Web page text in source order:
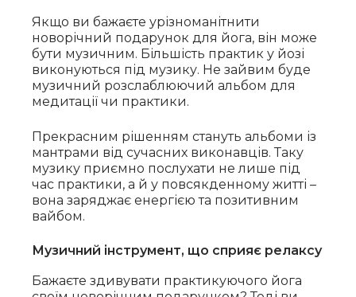
Якщо ви бажаєте урізноманітнити
новорічний подарунок для йога, він може
бути музичним. Більшість практик у йозі
виконуються під музику. Не зайвим буде
музичний розслаблюючий альбом для
медитації чи практики.
Прекрасним рішенням стануть альбоми із
мантрами від сучасних виконавців. Таку
музику приємно послухати не лише під
час практики, а й у повсякденному житті –
вона заряджає енергією та позитивним
вайбом.
Музичний інструмент, що сприяє релаксу
Бажаєте здивувати практикуючого йога